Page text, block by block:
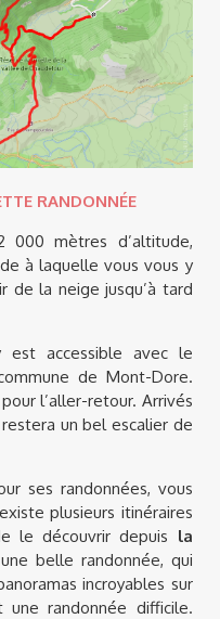
RANDONNÉE
000 mètres d’altitude,
à laquelle vous vous y
de la neige jusqu’à tard
est accessible avec le
de Mont-Dore.
l’aller-retour. Arrivés
un bel escalier de
ses randonnées, vous
plusieurs itinéraires
le découvrir depuis la
belle randonnée, qui
incroyables sur
une randonnée difficile.